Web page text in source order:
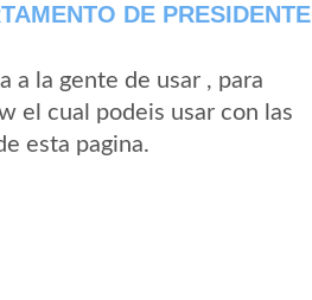
DE PRESIDENTE
a la gente de usar , para
el cual podeis usar con las
esta pagina.